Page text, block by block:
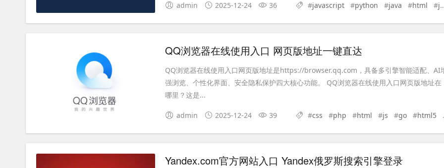
admin 2025-12-24 36 #javascript #python #java #html #js
QQ浏览器在线使用入口 网页版地址一键直达
QQ浏览器在线使用入口网页版地址是https://browser.qq.com，具备多引擎智能适配、AI
强浏览、个性化界面、安全隐私保护四大核心功能。 QQ浏览器在线使用入口网页版地址在
哪里？这是...
admin 2025-12-24 39 #css #php #html #js #go #html5
Yandex.com官方网站入口 Yandex俄罗斯搜索引擎登录